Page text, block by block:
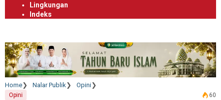
Lingkungan
Indeks
Home Nalar Publik Opini
Opini 60